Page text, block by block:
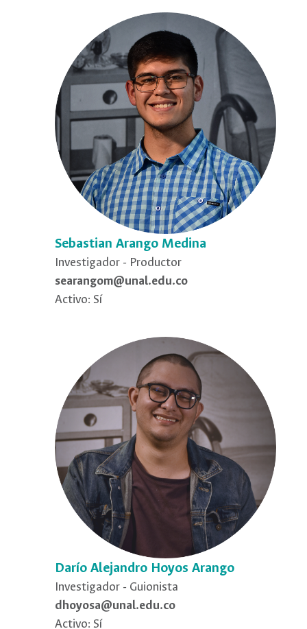
Sebastian Arango Medina
Investigador - Productor
searangom@unal.edu.co
Activo: Sí
Darío Alejandro Hoyos Arango
Investigador - Guionista
dhoyosa@unal.edu.co
Activo: Sí